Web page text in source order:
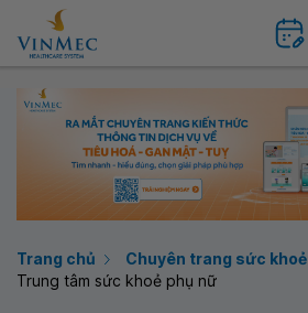
Trang chủ
Chuyên trang sức khoẻ
Trung tâm sức khoẻ phụ nữ